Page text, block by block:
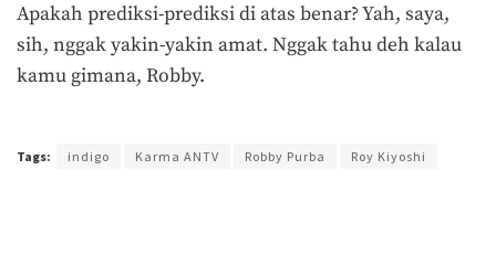
Apakah prediksi-prediksi di atas benar? Yah, saya,
sih, nggak yakin-yakin amat. Nggak tahu deh kalau
kamu gimana, Robby.
Tags: indigo Karma ANTV Robby Purba Roy Kiyoshi